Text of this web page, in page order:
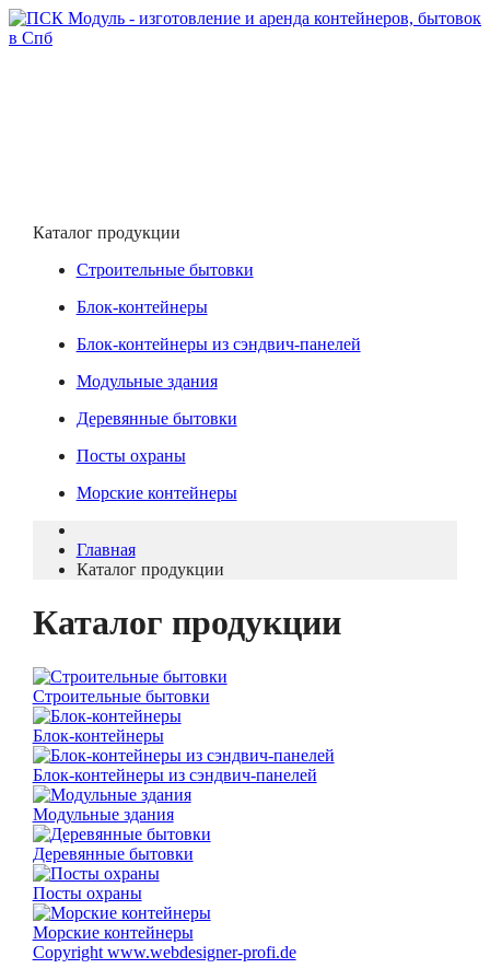
Каталог продукции
Строительные бытовки
Блок-контейнеры
Блок-контейнеры из сэндвич-панелей
Модульные здания
Деревянные бытовки
Посты охраны
Морские контейнеры
Главная
Каталог продукции
Каталог продукции
Строительные бытовки
Блок-контейнеры
Блок-контейнеры из сэндвич-панелей
Модульные здания
Деревянные бытовки
Посты охраны
Морские контейнеры
Copyright www.webdesigner-profi.de